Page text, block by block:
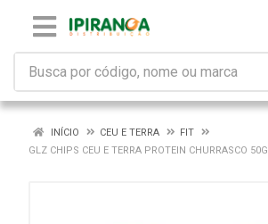
INÍCIO CEU E TERRA
FIT
GLZ CHIPS CEU E TERRA PROTEIN CHURRASCO 50G